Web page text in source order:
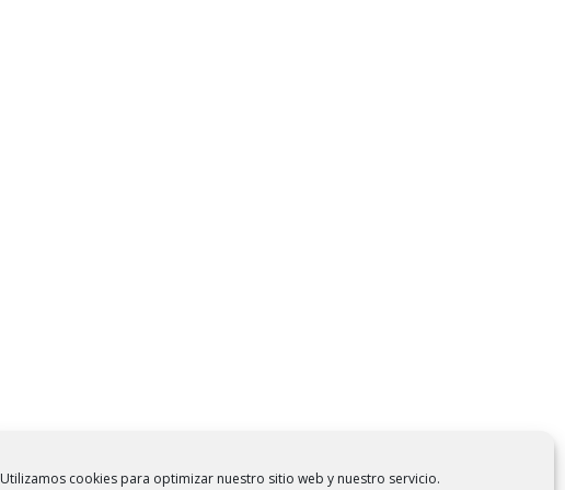
Utilizamos cookies para optimizar nuestro sitio web y nuestro servicio.